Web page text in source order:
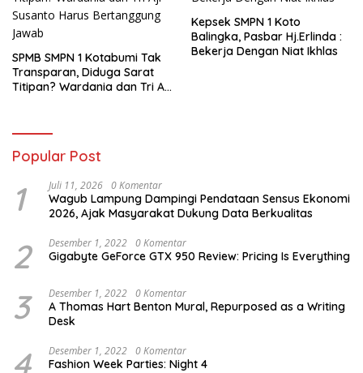
SPMB SMPN 1 Kotabumi Tak
Transparan, Diduga Sarat
Titipan? Wardania dan Tri Aji
Kepsek SMPN 1 Koto
Balingka, Pasbar Hj.Erlinda :
Bekerja Dengan Niat Ikhlas
Popular Post
1 Juli 11, 2026 0 Komentar
Wagub Lampung Dampingi Pendataan Sensus Ekonomi
2026, Ajak Masyarakat Dukung Data Berkualitas
2 Desember 1, 2022 0 Komentar
Gigabyte GeForce GTX 950 Review: Pricing Is Everything
3 Desember 1, 2022 0 Komentar
A Thomas Hart Benton Mural, Repurposed as a Writing
Desk
4 Desember 1, 2022 0 Komentar
Fashion Week Parties: Night 4